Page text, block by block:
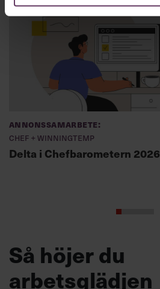
Annonssamarbete:
Chef + Winningtemp
Delta i Chefbarometern 2026
Så höjer du
arbetsglädjen